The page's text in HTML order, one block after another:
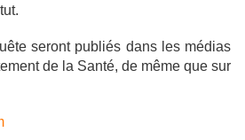
seront publiés dans les médias
de la Santé, de même que sur